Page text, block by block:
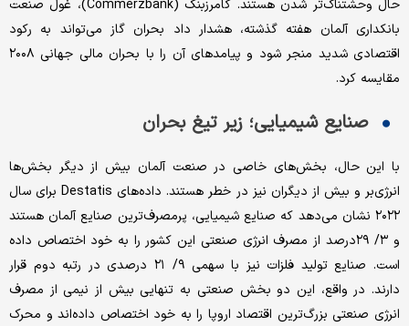
حال وحشتناک‌تر شدن هستند. کامرزبنک (Commerzbank)، غول صنعت
بانکداری آلمان هفته گذشته، هشدار داد بحران گاز می‌تواند به رکود
اقتصادی شدید منجر شود و پیامدهای آن را با بحران مالی جهانی ۲۰۰۸
مقایسه کرد.
صنایع شیمیایی؛ زیر تیغ بحران
با این حال، بخش‌های خاصی در صنعت آلمان بیش از دیگر بخش‌ها
انرژی‌بر و بیش از دیگران نیز در خطر هستند. داده‌های Destatis برای سال
۲۰۲۲ نشان می‌دهد که صنایع شیمیایی، پرمصرف‌ترین صنایع آلمان هستند
و ۳/ ۲۹درصد از مصرف انرژی صنعتی این کشور را به خود اختصاص داده
است. صنایع تولید فلزات نیز با سهمی ۹/ ۲۱ درصدی در رتبه دوم قرار
دارند. در واقع، این دو بخش صنعتی به تنهایی بیش از نیمی از مصرف
انرژی صنعتی بزرگ‌ترین اقتصاد اروپا را به خود اختصاص داده‌اند و محرک